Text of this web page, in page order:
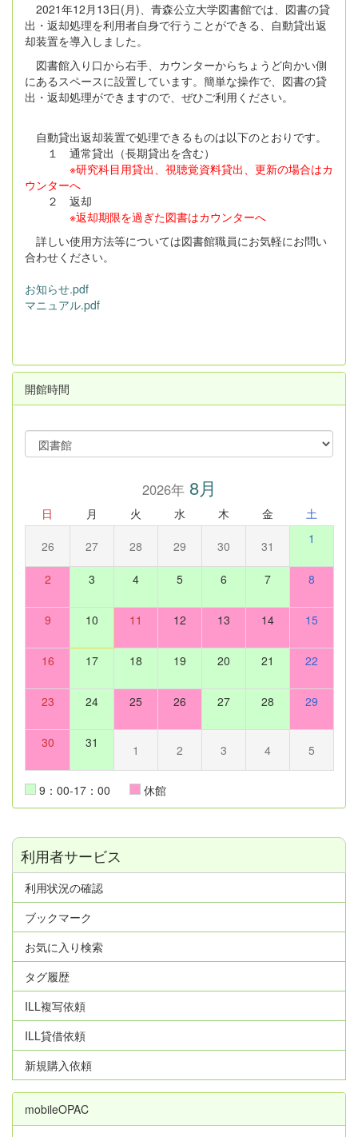
2021年12月13日(月)、青森公立大学図書館では、図書の貸
出・返却処理を利用者自身で行うことができる、自動貸出返
却装置を導入しました。
図書館入り口から右手、カウンターからちょうど向かい側
にあるスペースに設置しています。簡単な操作で、図書の貸
出・返却処理ができますので、ぜひご利用ください。
自動貸出返却装置で処理できるものは以下のとおりです。
１ 通常貸出（長期貸出を含む）
※研究科目用貸出、視聴覚資料貸出、更新の場合はカ
ウンターへ
２ 返却
※返却期限を過ぎた図書はカウンターへ
詳しい使用方法等については図書館職員にお気軽にお問い
合わせください。
お知らせ.pdf
マニュアル.pdf
開館時間
2026年8月
日 月 火 水 木 金 土
26 27 28 29 30 31 1
2 3 4 5 6 7 8
9 10 11 12 13 14 15
16 17 18 19 20 21 22
23 24 25 26 27 28 29
30 31 1 2 3 4 5
9：00-17：00 休館
利用者サービス
利用状況の確認
ブックマーク
お気に入り検索
タグ履歴
ILL複写依頼
ILL貸借依頼
新規購入依頼
mobileOPAC